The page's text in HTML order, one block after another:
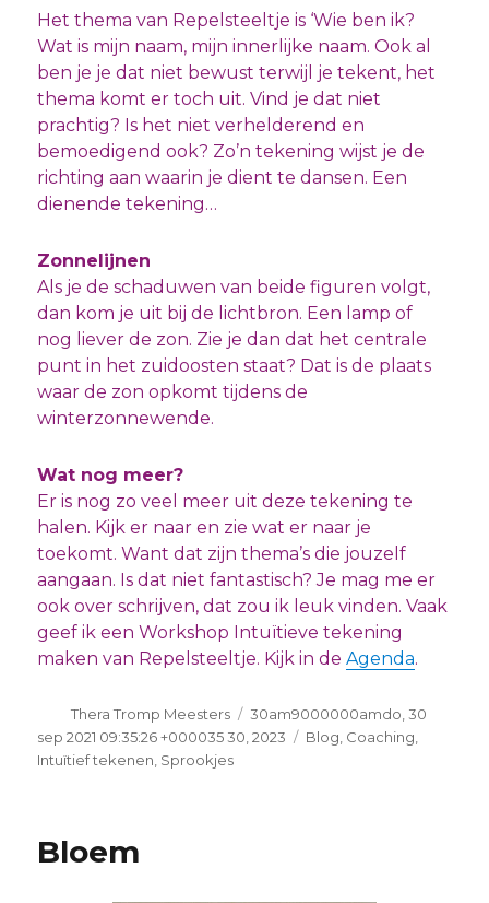
Het thema van Repelsteeltje is ‘Wie ben ik?
Wat is mijn naam, mijn innerlijke naam. Ook al
ben je je dat niet bewust terwijl je tekent, het
thema komt er toch uit. Vind je dat niet
prachtig? Is het niet verhelderend en
bemoedigend ook? Zo’n tekening wijst je de
richting aan waarin je dient te dansen. Een
dienende tekening…
Zonnelijnen
Als je de schaduwen van beide figuren volgt,
dan kom je uit bij de lichtbron. Een lamp of
nog liever de zon. Zie je dan dat het centrale
punt in het zuidoosten staat? Dat is de plaats
waar de zon opkomt tijdens de
winterzonnewende.
Wat nog meer?
Er is nog zo veel meer uit deze tekening te
halen. Kijk er naar en zie wat er naar je
toekomt. Want dat zijn thema’s die jouzelf
aangaan. Is dat niet fantastisch? Je mag me er
ook over schrijven, dat zou ik leuk vinden. Vaak
geef ik een Workshop Intuïtieve tekening
maken van Repelsteeltje. Kijk in deAgenda.
Auteur
Thera Tromp Meesters
Geplaatst
op
30am9000000amdo, 30
sep 2021 09:35:26 +000035 30, 2023
Categorieën
Blog, Coaching,
Intuïtief tekenen, Sprookjes
Bloem